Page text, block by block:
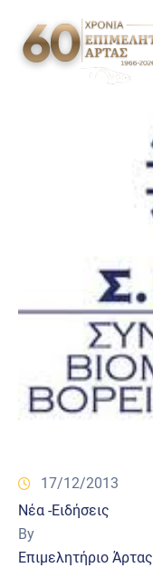
17/12/2013
Νέα -Ειδήσεις
By
Επιμελητήριο Άρτας